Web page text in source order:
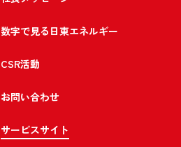
数字で見る日東エネルギー
CSR活動
お問い合わせ
サービスサイト